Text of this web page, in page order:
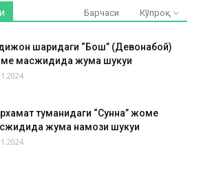
Барчаси Кўпроқ
шаҳридаги “Бош” (Девонабой)
масжидида жума шукуҳи
туманидаги “Сунна” жоме
жума намози шукуҳи